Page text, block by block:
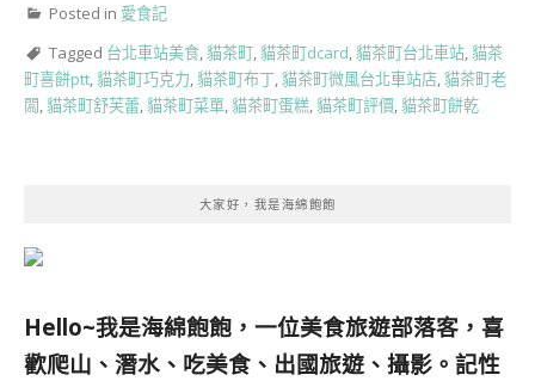
Posted in 愛食記
Tagged 台北車站美食 貓茶町 貓茶町dcard 貓茶町台北車站 貓茶
町喜餅ptt 貓茶町巧克力 貓茶町布丁 貓茶町微風台北車站店 貓茶町老
闆 貓茶町舒芙蕾 貓茶町菜單 貓茶町蛋糕 貓茶町評價 貓茶町餅乾
大家好，我是海綿飽飽
Hello~我是海綿飽飽，一位美食旅遊部落客， 喜
歡爬山、潛水、吃美食、出國旅遊、攝影。 記性